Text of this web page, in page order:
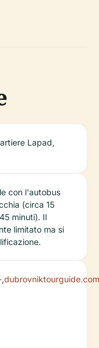
Lapad,
con l'autobus
(circa 15
minuti). Il
limitato ma si
,dubrovniktourguide.com